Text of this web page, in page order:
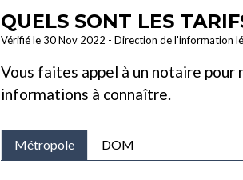
QUELS SONT LES
Vérifié le 30 Nov 2022 - Direction de l'information
Vous faites appel à un notaire pour
informations à connaître.
Métropole DOM